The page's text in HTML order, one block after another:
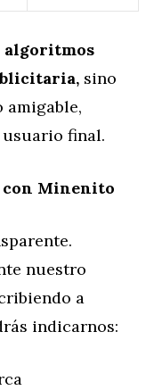
algoritmos
sino
amigable,
final.
con Minenito
nuestro
a
indicarnos: